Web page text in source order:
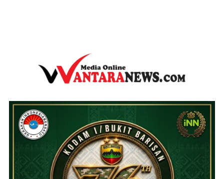
wantaranews.com